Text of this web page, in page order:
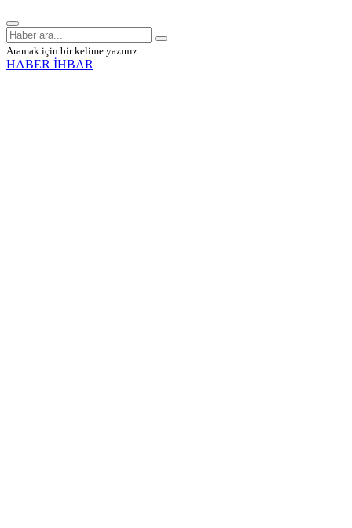
Aramak için bir kelime yazınız.
HABER İHBAR